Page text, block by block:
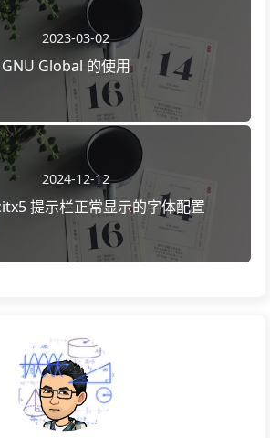
2023-03-02
GNU Global 的使用
2024-12-12
提示栏正常显示的字体配置